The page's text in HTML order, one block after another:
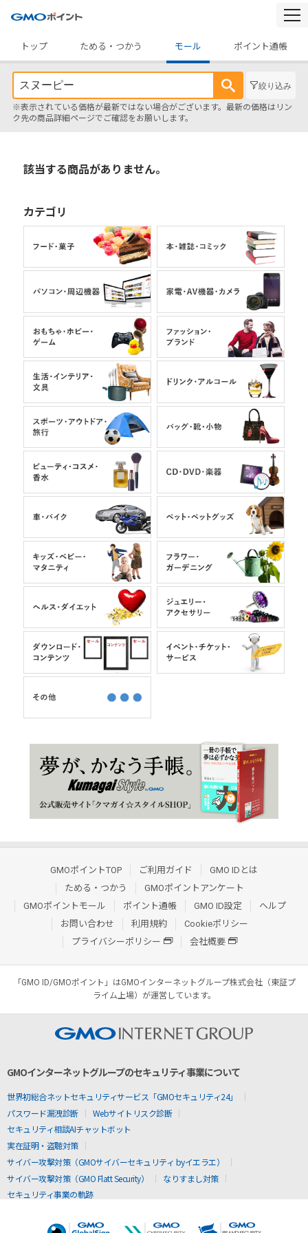
トップ
ためる・つかう モール ポイント通帳
絞り込み
※表示されている価格が最新ではない場合がございます。最新の価格はリン
ク先の商品詳細ページでご確認をお願いします。
該当する商品がありません。
カテゴリ
GMOポイントTOP ご利用ガイド
GMO IDとは
ためる・つかう
GMOポイントアンケート
GMOポイントモール
ポイント通帳 GMO ID設定
ヘルプ
お問い合わせ
利用規約
Cookieポリシー
プライバシーポリシー
会社概要
「GMO ID/GMOポイント」はGMOインターネットグループ株式会社（東証プ
ライム上場）が運営しています。
GMOインターネットグループのセキュリティ事業について
世界初総合ネットセキュリティサービス「GMOセキュリティ24」
パスワード漏洩診断
Webサイトリスク診断
セキュリティ相談AIチャットボット
実在証明・盗聴対策
サイバー攻撃対策（GMOサイバーセキュリティ byイエラエ）
サイバー攻撃対策（GMO Flatt Security）
なりすまし対策
セキュリティ事業の軌跡